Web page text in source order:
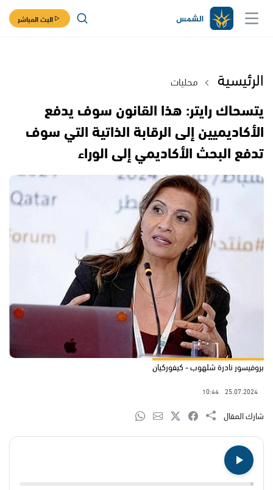
البث المباشر
الرئيسية محليات
يتسحاك رايتر: هذا القانون سوف يدفع
الأكاديميين إلى الرقابة الذاتية التي سوف
تدفع البحث الأكاديمي إلى الوراء
بروفيسور نادرة شلهوب - كيفوركيان
25.07.2024
10:44
شارك المقال